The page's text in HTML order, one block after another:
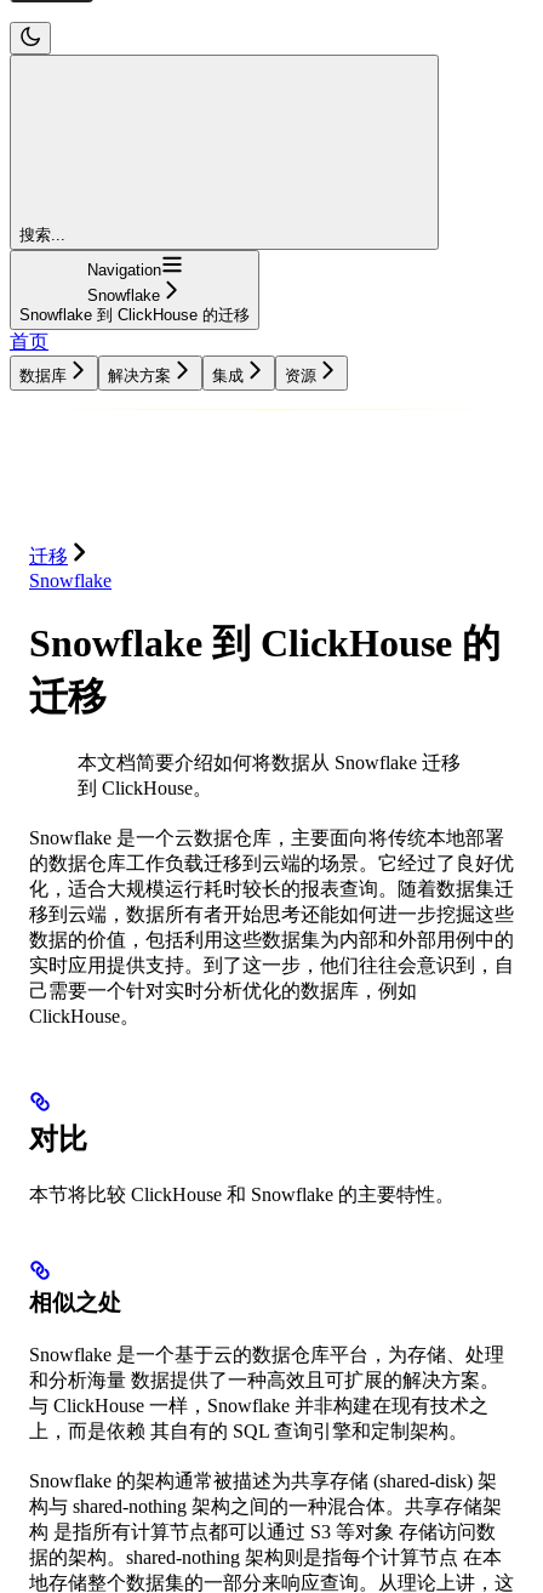
搜索...
Navigation
Snowflake
Snowflake 到 ClickHouse 的迁移
首页
数据库 解决方案 集成 资源
迁移
Snowflake
Snowflake 到 ClickHouse 的
迁移
本文档简要介绍如何将数据从 Snowflake 迁移
到 ClickHouse。
Snowflake 是一个云数据仓库，主要面向将传统本地部署
的数据仓库工作负载迁移到云端的场景。它经过了良好优
化，适合大规模运行耗时较长的报表查询。随着数据集迁
移到云端，数据所有者开始思考还能如何进一步挖掘这些
数据的价值，包括利用这些数据集为内部和外部用例中的
实时应用提供支持。到了这一步，他们往往会意识到，自
己需要一个针对实时分析优化的数据库，例如
ClickHouse。
对比
本节将比较 ClickHouse 和 Snowflake 的主要特性。
相似之处
Snowflake 是一个基于云的数据仓库平台，为存储、处理
和分析海量 数据提供了一种高效且可扩展的解决方案。
与 ClickHouse 一样，Snowflake 并非构建在现有技术之
上，而是依赖 其自有的 SQL 查询引擎和定制架构。
Snowflake 的架构通常被描述为共享存储 (shared-disk) 架
构与 shared-nothing 架构之间的一种混合体。共享存储架
构 是指所有计算节点都可以通过 S3 等对象 存储访问数
据的架构。shared-nothing 架构则是指每个计算节点 在本
地存储整个数据集的一部分来响应查询。从理论上讲，这